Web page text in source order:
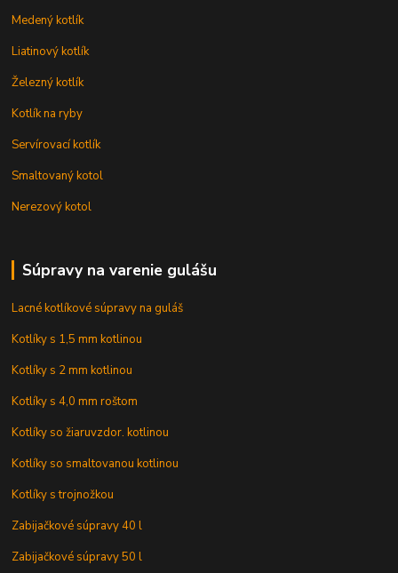
Medený kotlík
Liatinový kotlík
Železný kotlík
Kotlík na ryby
Servírovací kotlík
Smaltovaný kotol
Nerezový kotol
Súpravy na varenie gulášu
Lacné kotlíkové súpravy na guláš
Kotlíky s 1,5 mm kotlinou
Kotlíky s 2 mm kotlinou
Kotlíky s 4,0 mm roštom
Kotlíky so žiaruvzdor. kotlinou
Kotlíky so smaltovanou kotlinou
Kotlíky s trojnožkou
Zabijačkové súpravy 40 l
Zabijačkové súpravy 50 l